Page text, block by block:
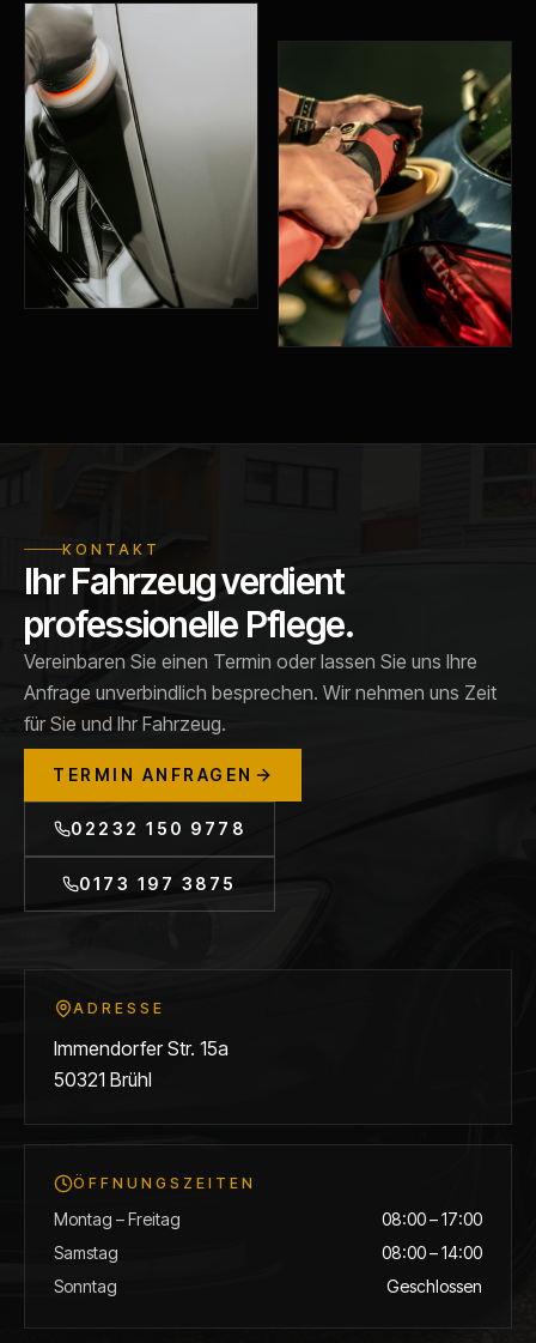
KONTAKT
Ihr Fahrzeug verdient
professionelle Pflege.
Vereinbaren Sie einen Termin oder lassen Sie uns Ihre
Anfrage unverbindlich besprechen. Wir nehmen uns Zeit
für Sie und Ihr Fahrzeug.
TERMIN ANFRAGEN
02232 150 9778
0173 197 3875
ADRESSE
Immendorfer Str. 15a
50321 Brühl
ÖFFNUNGSZEITEN
Montag – Freitag
08:00 – 17:00
Samstag
08:00 – 14:00
Sonntag
Geschlossen